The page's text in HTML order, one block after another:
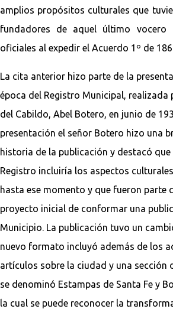
amplios propósitos culturales que
fundadores de aquel último vocero
oficiales al expedir el Acuerdo 1º de
La cita anterior hizo parte de la
época del Registro Municipal, realizada
del Cabildo, Abel Botero, en junio de
presentación el señor Botero hizo una
historia de la publicación y destacó que
Registro incluiría los aspectos
hasta ese momento y que fueron parte
proyecto inicial de conformar una
Municipio. La publicación tuvo un
nuevo formato incluyó además de los
artículos sobre la ciudad y una sección
se denominó Estampas de Santa Fe y
la cual se puede reconocer la